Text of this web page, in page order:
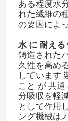
ある程度水
れた繊維の
の要因によ
水 に 耐え
鋳造された
久性を高め
しています.
こと が 共
分吸収を軽
として作用
ング機械は,